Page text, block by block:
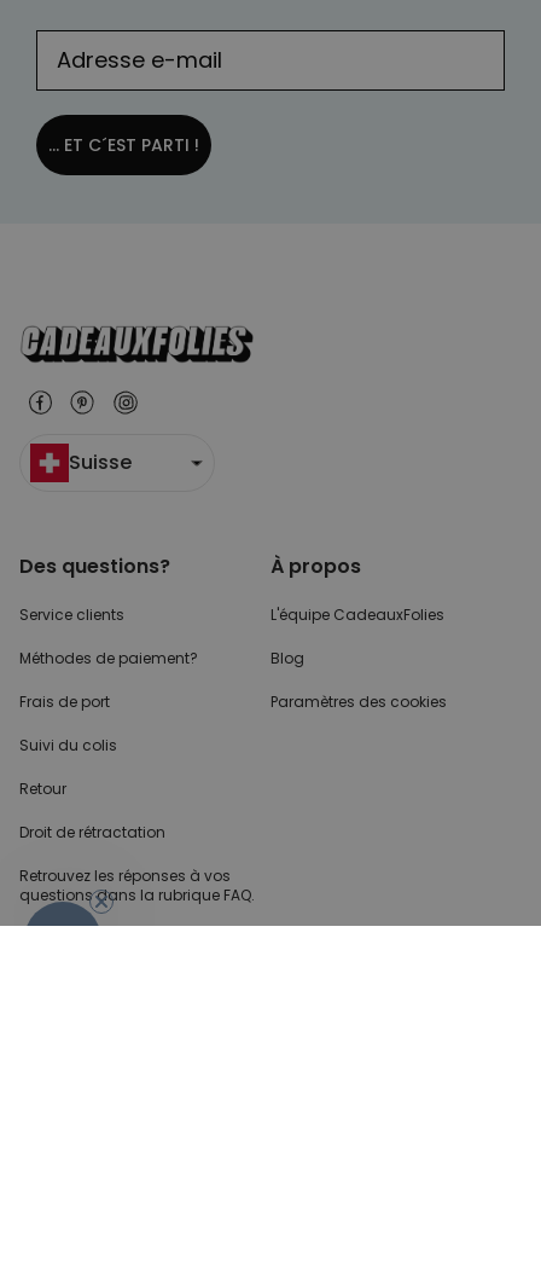
... ET C´EST PARTI !
Suisse
Des questions?
Service clients
Méthodes de paiement?
Frais de port
Suivi du colis
Retour
Droit de rétractation
Retrouvez les réponses à vos
questions dans la rubrique FAQ.
À propos
L'équipe CadeauxFolies
Blog
Paramètres des cookies